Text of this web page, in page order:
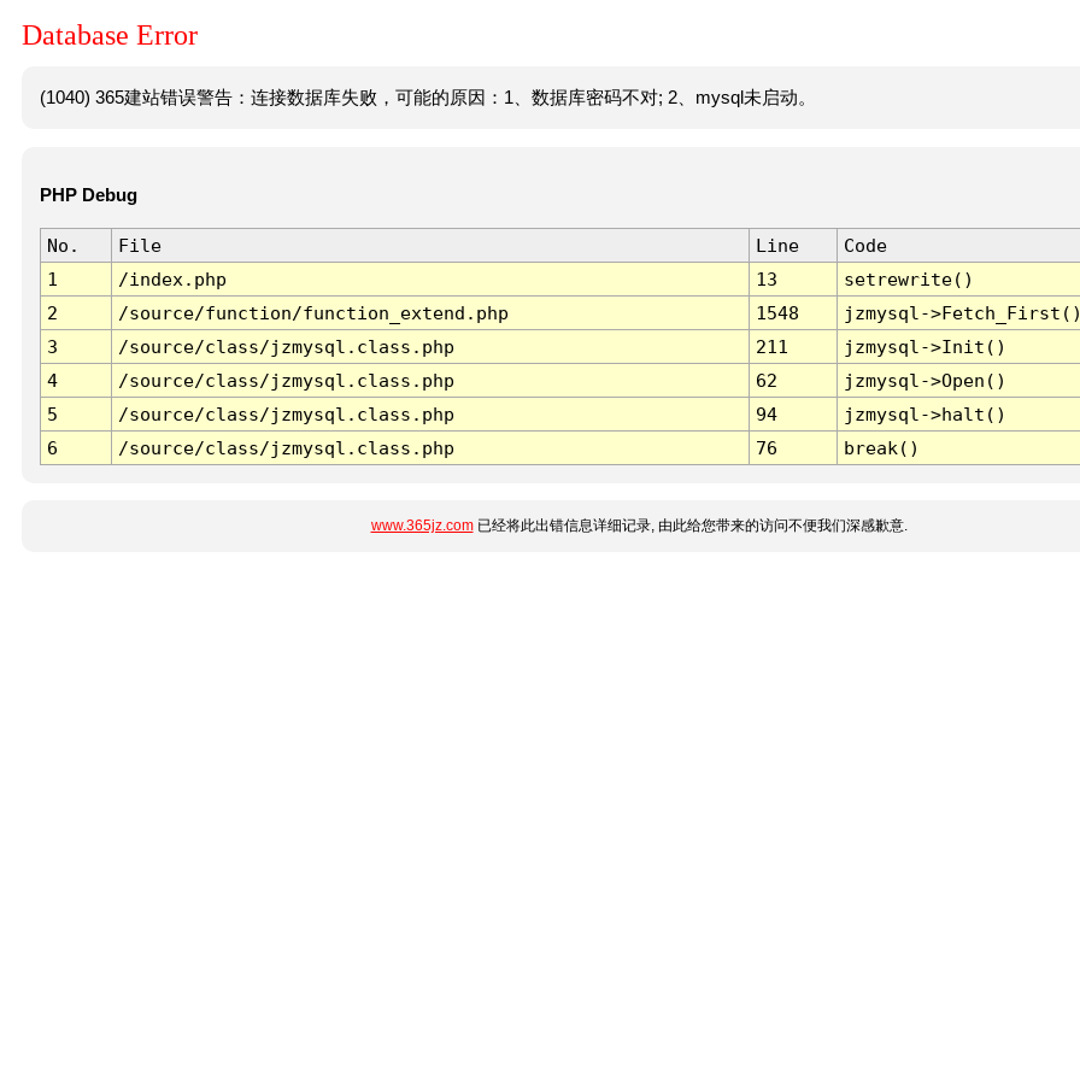
Database Error
(1040) 365建站错误警告：连接数据库失败，可能的原因：1、数据库密码不对; 2、mysql未启动。
PHP Debug
No. File Line
Code
1
/index.php 13
setrewrite()
2
/source/function/function_extend.php 1548
jzmysql-
3
/source/class/jzmysql.class.php 211
jzmysql->Init()
4
/source/class/jzmysql.class.php 62
jzmysql->Open()
5
/source/class/jzmysql.class.php 94
jzmysql->halt()
6
/source/class/jzmysql.class.php 76 break()
www.365jz.com已经将此出错信息详细记录, 由此给您带来的访问不便我们深感歉意.